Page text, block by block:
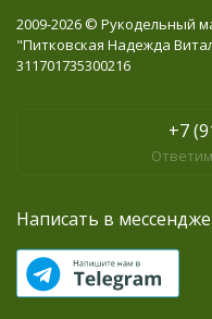
2009-2026 © Рукодельный
"Питковская Надежда
311701735300216
+7
Ответим
Написать в